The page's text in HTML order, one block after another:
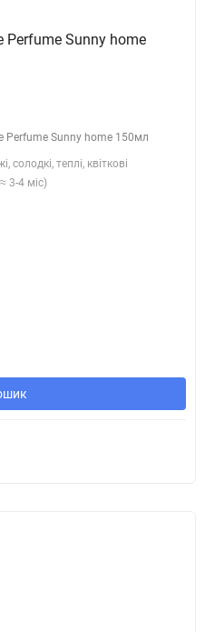
Sunny home
Perfume Sunny home 150мл
солодкі, теплі, квіткові
3-4 міс)